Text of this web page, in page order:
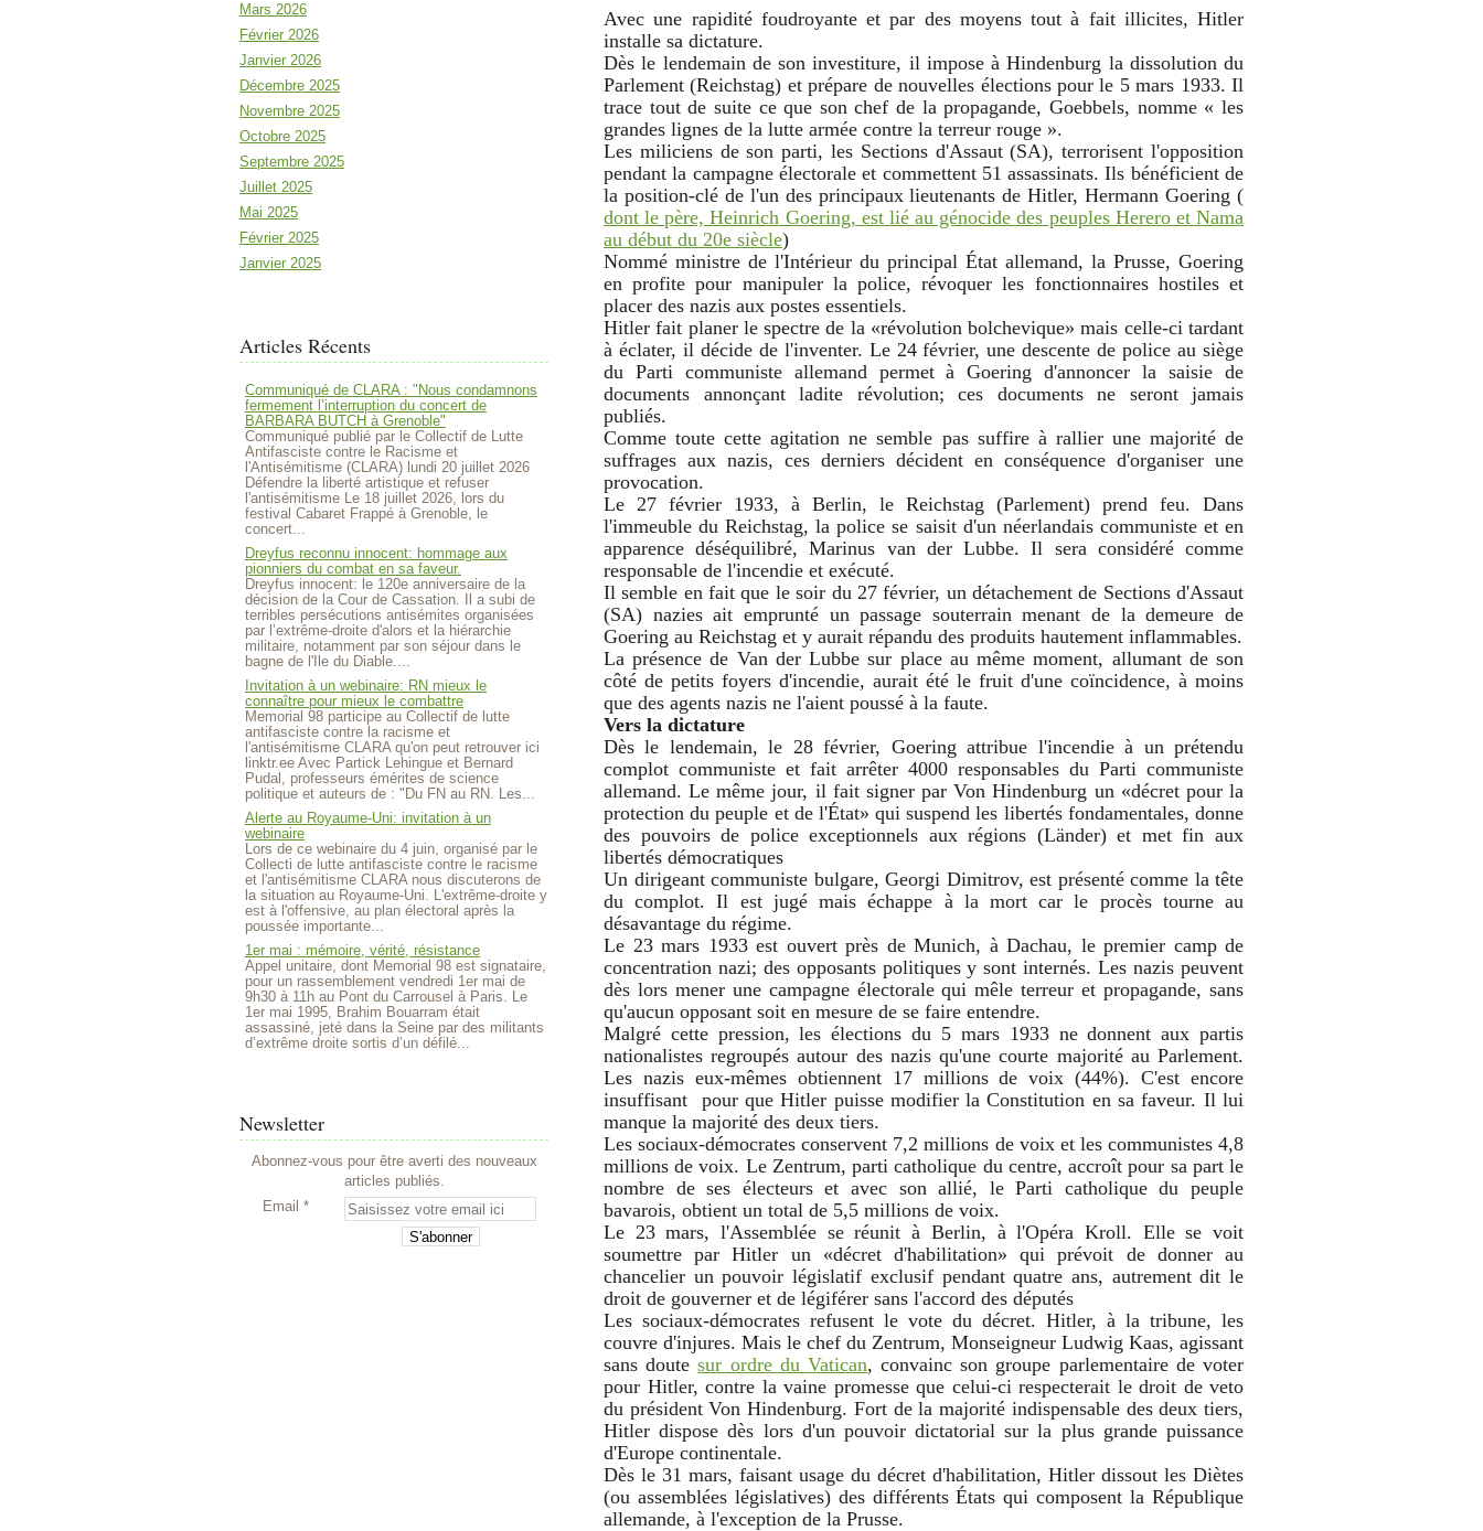
Mars 2026
Février 2026
Janvier 2026
Décembre 2025
Novembre 2025
Octobre 2025
Septembre 2025
Juillet 2025
Mai 2025
Février 2025
Janvier 2025
Articles Récents
Communiqué de CLARA : "Nous condamnons
fermement l’interruption du concert de
BARBARA BUTCH à Grenoble"
Communiqué publié par le Collectif de Lutte
Antifasciste contre le Racisme et
l'Antisémitisme (CLARA) lundi 20 juillet 2026
Défendre la liberté artistique et refuser
l'antisémitisme Le 18 juillet 2026, lors du
festival Cabaret Frappé à Grenoble, le
concert...
Dreyfus reconnu innocent: hommage aux
pionniers du combat en sa faveur.
Dreyfus innocent: le 120e anniversaire de la
décision de la Cour de Cassation. Il a subi de
terribles persécutions antisémites organisées
par l’extrême-droite d'alors et la hiérarchie
militaire, notamment par son séjour dans le
bagne de l'Ile du Diable....
Invitation à un webinaire: RN mieux le
connaître pour mieux le combattre
Memorial 98 participe au Collectif de lutte
antifasciste contre la racisme et
l'antisémitisme CLARA qu'on peut retrouver ici
linktr.ee Avec Partick Lehingue et Bernard
Pudal, professeurs émérites de science
politique et auteurs de : "Du FN au RN. Les...
Alerte au Royaume-Uni: invitation à un
webinaire
Lors de ce webinaire du 4 juin, organisé par le
Collecti de lutte antifasciste contre le racisme
et l'antisémitisme CLARA nous discuterons de
la situation au Royaume-Uni. L'extrême-droite y
est à l'offensive, au plan électoral après la
poussée importante...
1er mai : mémoire, vérité, résistance
Appel unitaire, dont Memorial 98 est signataire,
pour un rassemblement vendredi 1er mai de
9h30 à 11h au Pont du Carrousel à Paris. Le
1er mai 1995, Brahim Bouarram était
assassiné, jeté dans la Seine par des militants
d’extrême droite sortis d’un défilé...
Newsletter
Abonnez-vous pour être averti des nouveaux
articles publiés.
Email
Avec une rapidité foudroyante et par des moyens tout à fait illicites, Hitler
installe sa dictature.
Dès le lendemain de son investiture, il impose à Hindenburg la dissolution du
Parlement (Reichstag) et prépare de nouvelles élections pour le 5 mars 1933. Il
trace tout de suite ce que son chef de la propagande, Goebbels, nomme « les
grandes lignes de la lutte armée contre la terreur rouge ».
Les miliciens de son parti, les Sections d'Assaut (SA), terrorisent l'opposition
pendant la campagne électorale et commettent 51 assassinats. Ils bénéficient de
la position-clé de l'un des principaux lieutenants de Hitler, Hermann Goering (
dont le père, Heinrich Goering, est lié au génocide des peuples Herero et Nama
au début du 20e siècle)
Nommé ministre de l'Intérieur du principal État allemand, la Prusse, Goering
en profite pour manipuler la police, révoquer les fonctionnaires hostiles et
placer des nazis aux postes essentiels.
Hitler fait planer le spectre de la «révolution bolchevique» mais celle-ci tardant
à éclater, il décide de l'inventer. Le 24 février, une descente de police au siège
du Parti communiste allemand permet à Goering d'annoncer la saisie de
documents annonçant ladite révolution; ces documents ne seront jamais
publiés.
Comme toute cette agitation ne semble pas suffire à rallier une majorité de
suffrages aux nazis, ces derniers décident en conséquence d'organiser une
provocation.
Le 27 février 1933, à Berlin, le Reichstag (Parlement) prend feu. Dans
l'immeuble du Reichstag, la police se saisit d'un néerlandais communiste et en
apparence déséquilibré, Marinus van der Lubbe. Il sera considéré comme
responsable de l'incendie et exécuté.
Il semble en fait que le soir du 27 février, un détachement de Sections d'Assaut
(SA) nazies ait emprunté un passage souterrain menant de la demeure de
Goering au Reichstag et y aurait répandu des produits hautement inflammables.
La présence de Van der Lubbe sur place au même moment, allumant de son
côté de petits foyers d'incendie, aurait été le fruit d'une coïncidence, à moins
que des agents nazis ne l'aient poussé à la faute.
Vers la dictature
Dès le lendemain, le 28 février, Goering attribue l'incendie à un prétendu
complot communiste et fait arrêter 4000 responsables du Parti communiste
allemand. Le même jour, il fait signer par Von Hindenburg un «décret pour la
protection du peuple et de l'État» qui suspend les libertés fondamentales, donne
des pouvoirs de police exceptionnels aux régions (Länder) et met fin aux
libertés démocratiques
Un dirigeant communiste bulgare, Georgi Dimitrov, est présenté comme la tête
du complot. Il est jugé mais échappe à la mort car le procès tourne au
désavantage du régime.
Le 23 mars 1933 est ouvert près de Munich, à Dachau, le premier camp de
concentration nazi; des opposants politiques y sont internés. Les nazis peuvent
dès lors mener une campagne électorale qui mêle terreur et propagande, sans
qu'aucun opposant soit en mesure de se faire entendre.
Malgré cette pression, les élections du 5 mars 1933 ne donnent aux partis
nationalistes regroupés autour des nazis qu'une courte majorité au Parlement.
Les nazis eux-mêmes obtiennent 17 millions de voix (44%). C'est encore
insuffisant pour que Hitler puisse modifier la Constitution en sa faveur. Il lui
manque la majorité des deux tiers.
Les sociaux-démocrates conservent 7,2 millions de voix et les communistes 4,8
millions de voix. Le Zentrum, parti catholique du centre, accroît pour sa part le
nombre de ses électeurs et avec son allié, le Parti catholique du peuple
bavarois, obtient un total de 5,5 millions de voix.
Le 23 mars, l'Assemblée se réunit à Berlin, à l'Opéra Kroll. Elle se voit
soumettre par Hitler un «décret d'habilitation» qui prévoit de donner au
chancelier un pouvoir législatif exclusif pendant quatre ans, autrement dit le
droit de gouverner et de légiférer sans l'accord des députés
Les sociaux-démocrates refusent le vote du décret. Hitler, à la tribune, les
couvre d'injures. Mais le chef du Zentrum, Monseigneur Ludwig Kaas, agissant
sans doutesur ordre du Vatican, convainc son groupe parlementaire de voter
pour Hitler, contre la vaine promesse que celui-ci respecterait le droit de veto
du président Von Hindenburg. Fort de la majorité indispensable des deux tiers,
Hitler dispose dès lors d'un pouvoir dictatorial sur la plus grande puissance
d'Europe continentale.
Dès le 31 mars, faisant usage du décret d'habilitation, Hitler dissout les Diètes
(ou assemblées législatives) des différents États qui composent la République
allemande, à l'exception de la Prusse.